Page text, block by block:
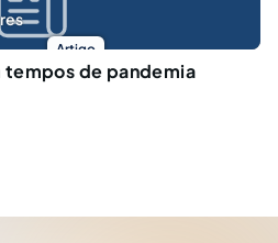
Artigo
de pandemia